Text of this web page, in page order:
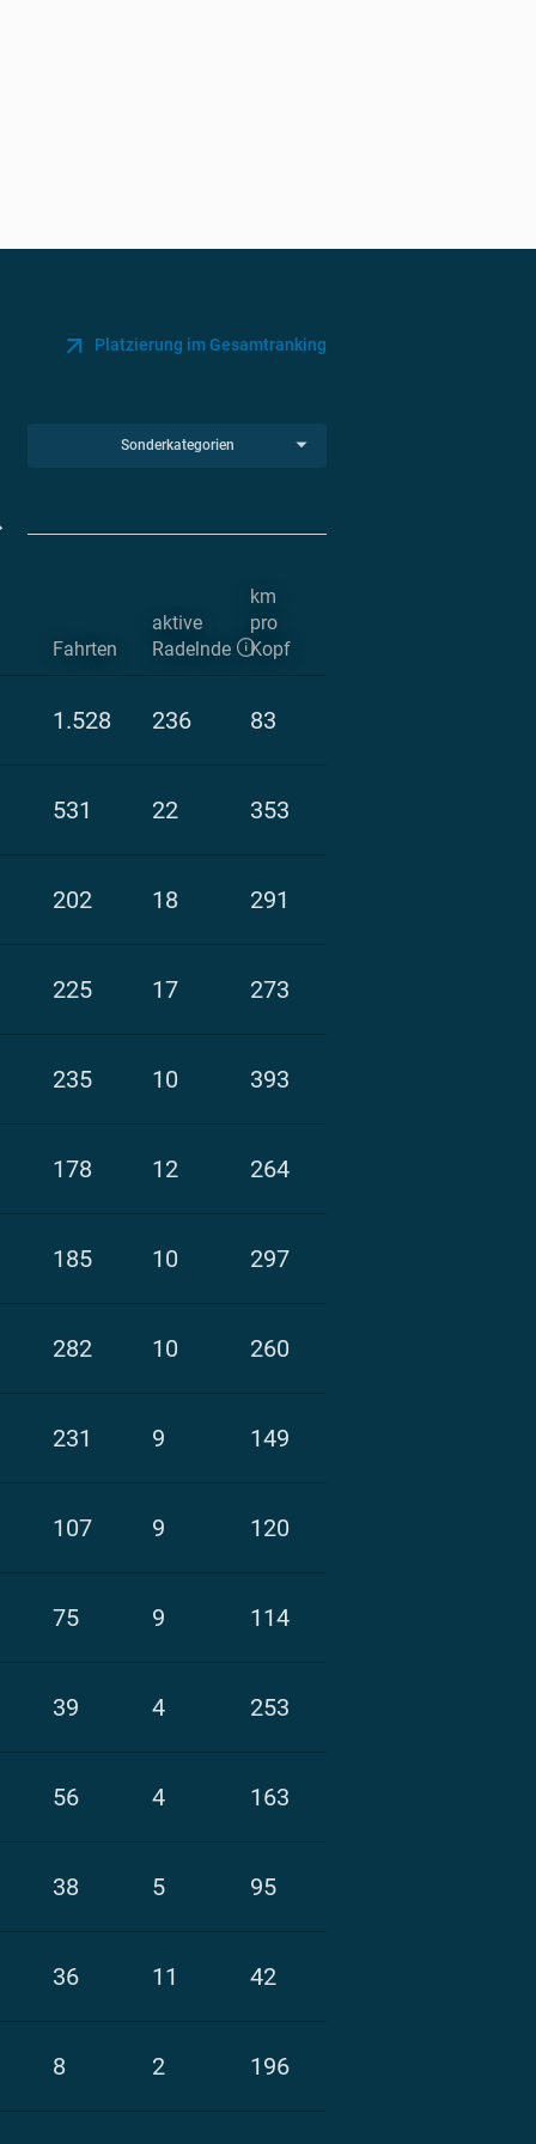
Platzierung im Gesamtranking
Sonderkategorien
Fahrten
aktive
Radelnde
km
pro
Kopf
1.528 236 83
531 22 353
202 18 291
225 17 273
235 10 393
178 12 264
185 10 297
282 10 260
231 9 149
107 9 120
75 9 114
39 4 253
56 4 163
38 5 95
36 11 42
8 2 196